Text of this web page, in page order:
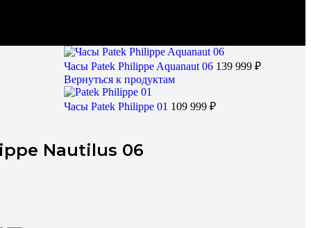
Часы Patek Philippe Aquanaut 06 139 999 ₽
Вернуться к продуктам
Часы Patek Philippe 01 109 999 ₽
Nautilus 06